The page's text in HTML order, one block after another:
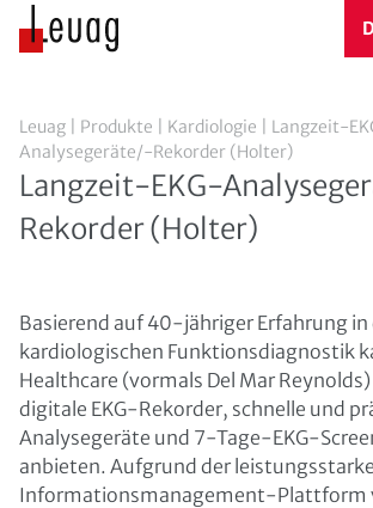
Leuag Produkte Kardiologie
Langzeit-
Analysegeräte/-Rekorder (Holter)
Langzeit-EKG-
Rekorder (Holter)
Basierend auf 40-jähriger Erfahrung in
kardiologischen Funktionsdiagnostik
Healthcare (vormals Del Mar
digitale EKG-Rekorder, schnelle und
Analysegeräte und 7-Tage-EKG-
anbieten. Aufgrund der
Informationsmanagement-Plattform